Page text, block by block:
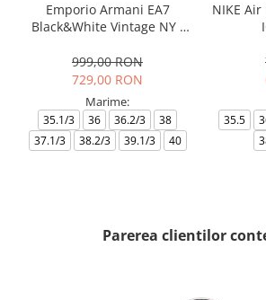
Emporio Armani EA7
Black&White Vintage NY -
999,00 RON
729,00 RON
Marime:
35.1/3 36 36.2/3
38
37.1/3
38.2/3 39.1/3 40
NIKE Air
35.5
Parerea clientilor